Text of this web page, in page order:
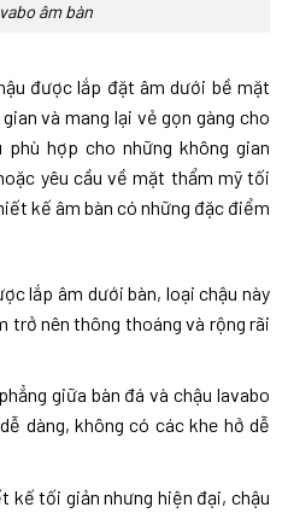
âm bàn
được lắp đặt âm dưới bề mặt
và mang lại vẻ gọn gàng cho
hợp cho những không gian
yêu cầu về mặt thẩm mỹ tối
kế âm bàn có những đặc điểm
lắp âm dưới bàn, loại chậu này
trở nên thông thoáng và rộng rãi
giữa bàn đá và chậu lavabo
dàng, không có các khe hở dễ
kế tối giản nhưng hiện đại, chậu